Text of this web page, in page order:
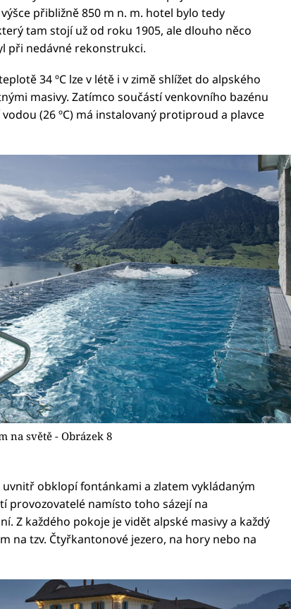
přibližně 850 m n. m. hotel bylo tedy
tam stojí už od roku 1905, ale dlouho něco
při nedávné rekonstrukci.
34 ºC lze v létě i v zimě shlížet do alpského
masivy. Zatímco součástí venkovního bazénu
(26 ºC) má instalovaný protiproud a plavce
na světě - Obrázek 8
uvnitř obklopí fontánkami a zlatem vykládaným
provozovatelé namísto toho sázejí na
Z každého pokoje je vidět alpské masivy a každý
na tzv. Čtyřkantonové jezero, na hory nebo na